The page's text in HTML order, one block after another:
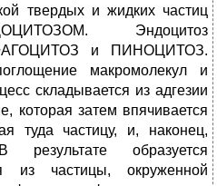
твердых и жидких частиц
Эндоцитоз
ФАГОЦИТОЗ и ПИНОЦИТОЗ.
макромолекул и
складывается из адгезии
которая затем впячивается
туда частицу, и, наконец,
результате образуется
из частицы, окруженной